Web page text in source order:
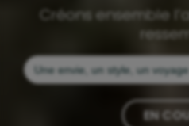
Créons ensemble
Search
for:
EN